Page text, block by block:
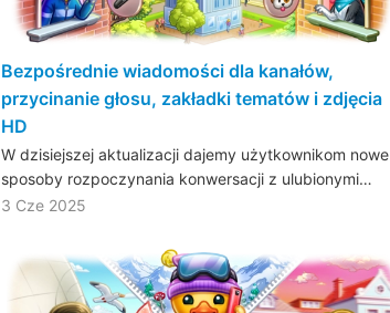
Bezpośrednie wiadomości dla kanałów,
przycinanie głosu, zakładki tematów i zdjęcia
HD
W dzisiejszej aktualizacji dajemy użytkownikom nowe
sposoby rozpoczynania konwersacji z ulubionymi…
3 Cze 2025